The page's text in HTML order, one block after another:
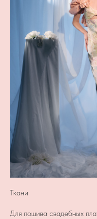
Ткани
Для пошива свадебных